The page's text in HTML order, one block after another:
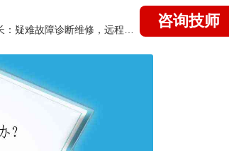
咨询技师